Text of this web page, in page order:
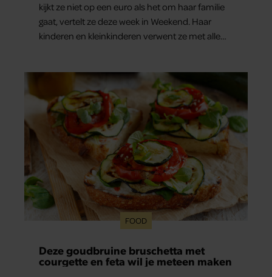
kijkt ze niet op een euro als het om haar familie
gaat, vertelt ze deze week in Weekend. Haar
kinderen en kleinkinderen verwent ze met alle
FOOD
Deze goudbruine bruschetta met
courgette en feta wil je meteen maken